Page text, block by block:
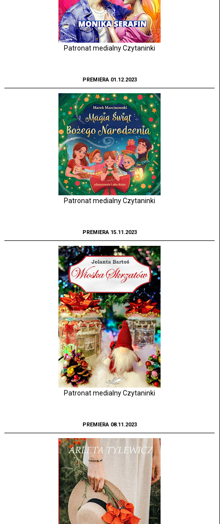
Patronat medialny Czytaninki
PREMIERA 01.12.2023
Patronat medialny Czytaninki
PREMIERA 15.11.2023
Patronat medialny Czytaninki
PREMIERA 08.11.2023